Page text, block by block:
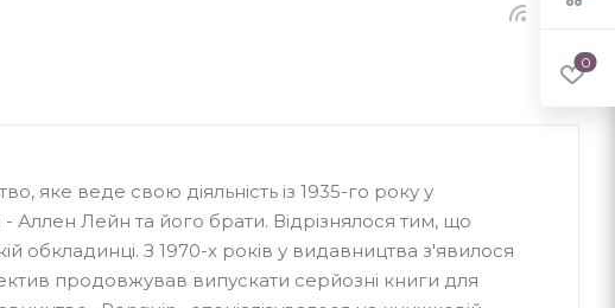
яке веде свою діяльність із 1935-го року у
- Аллен Лейн та його брати. Відрізнялося тим, що
обкладинці. З 1970-х років у видавництва з'явилося
продовжував випускати серйозні книги для
0